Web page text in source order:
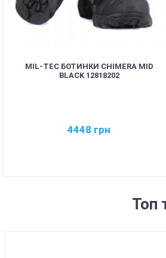
MIL-TEC БОТИНКИ CHIMERA MID
BLACK 12818202
4448 грн
Топ